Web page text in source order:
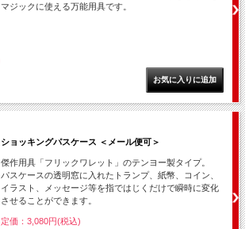
マジックに使える万能用具です。
ショッキングパスケース ＜メール便可＞
傑作用具「フリックワレット」のテンヨー製タイプ。
パスケースの透明窓に入れたトランプ、紙幣、コイン、
イラスト、メッセージ等を指ではじくだけで瞬時に変化
させることができます。
定価：3,080円(税込)